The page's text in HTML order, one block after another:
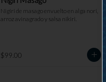
Nigiri de masago envuelto en alga nori,
arroz avinagrado y salsa nikiri.
$99.00